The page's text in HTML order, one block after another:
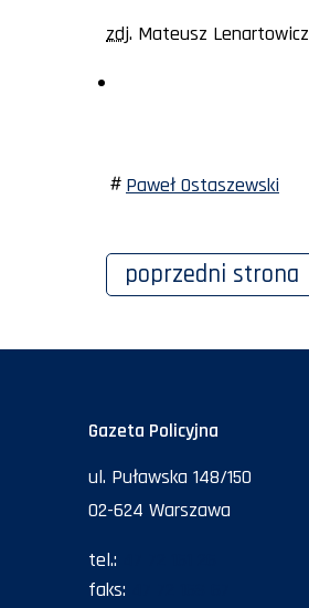
zdj. Mateusz Lenartowicz
Paweł Ostaszewski
poprzedni strona
Gazeta Policyjna
ul. Puławska 148/150
02-624 Warszawa
tel.:
faks: